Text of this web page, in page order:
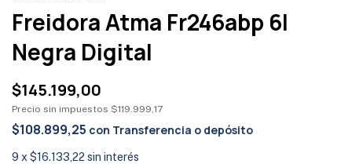
Freidora Atma Fr246abp 6l
Negra Digital
$145.199,00
Precio sin impuestos $119.999,17
$108.899,25 con Transferencia o depósito
9 x $16.133,22 sin interés